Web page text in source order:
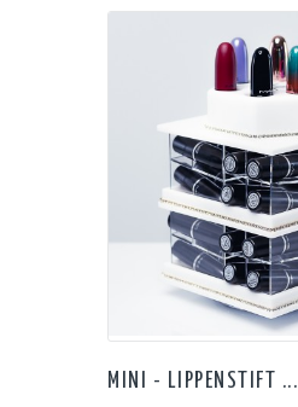
MINI - LIPPENSTIFT ...